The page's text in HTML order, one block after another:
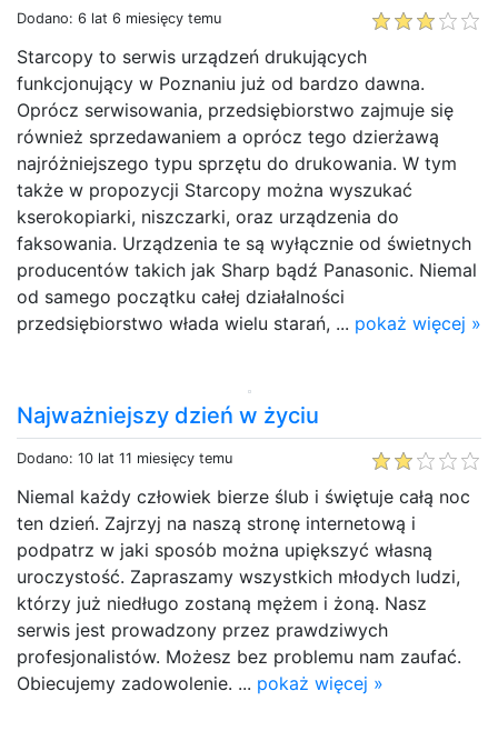
Dodano: 6 lat 6 miesięcy temu
Starcopy to serwis urządzeń drukujących
funkcjonujący w Poznaniu już od bardzo dawna.
Oprócz serwisowania, przedsiębiorstwo zajmuje się
również sprzedawaniem a oprócz tego dzierżawą
najróżniejszego typu sprzętu do drukowania. W tym
także w propozycji Starcopy można wyszukać
kserokopiarki, niszczarki, oraz urządzenia do
faksowania. Urządzenia te są wyłącznie od świetnych
producentów takich jak Sharp bądź Panasonic. Niemal
od samego początku całej działalności
przedsiębiorstwo włada wielu starań, ... pokaż więcej »
Najważniejszy dzień w życiu
Dodano: 10 lat 11 miesięcy temu
Niemal każdy człowiek bierze ślub i świętuje całą noc
ten dzień. Zajrzyj na naszą stronę internetową i
podpatrz w jaki sposób można upiększyć własną
uroczystość. Zapraszamy wszystkich młodych ludzi,
którzy już niedługo zostaną mężem i żoną. Nasz
serwis jest prowadzony przez prawdziwych
profesjonalistów. Możesz bez problemu nam zaufać.
Obiecujemy zadowolenie. ... pokaż więcej »